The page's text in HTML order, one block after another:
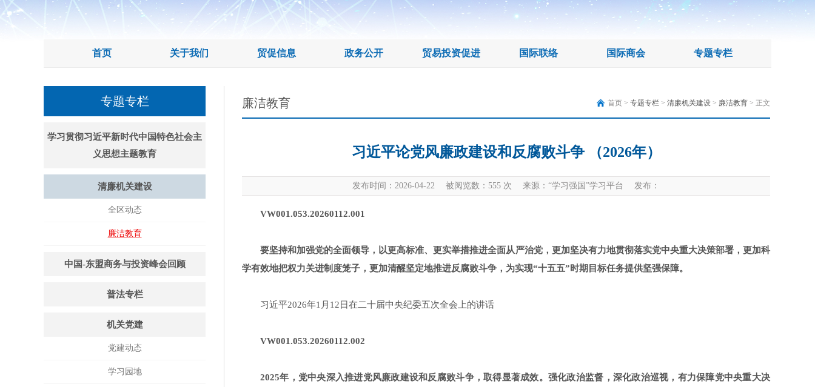
首页 关于我们 贸促信息 政务公开 贸易投资促进 国际联络 国际商会 专题专栏
专题专栏
学习贯彻习近平新时代中国特色社会主
义思想主题教育
清廉机关建设
全区动态
廉洁教育
中国-东盟商务与投资峰会回顾
普法专栏
机关党建
党建动态
学习园地
首页 > 专题专栏 > 清廉机关建设 > 廉洁教育 > 正文
廉洁教育
习近平论党风廉政建设和反腐败斗争 （2026年）
发布时间：2026-04-22 被阅览数： 555 次 来源：“学习强国”学习平台 发布：
VW001.053.20260112.001
要坚持和加强党的全面领导，以更高标准、更实举措推进全面从严治党，更加坚决有力地贯彻落实党中央重大决策部署，更加科
学有效地把权力关进制度笼子，更加清醒坚定地推进反腐败斗争，为实现“十五五”时期目标任务提供坚强保障。
习近平2026年1月12日在二十届中央纪委五次全会上的讲话
VW001.053.20260112.002
2025年，党中央深入推进党风廉政建设和反腐败斗争，取得显著成效。强化政治监督，深化政治巡视，有力保障党中央重大决